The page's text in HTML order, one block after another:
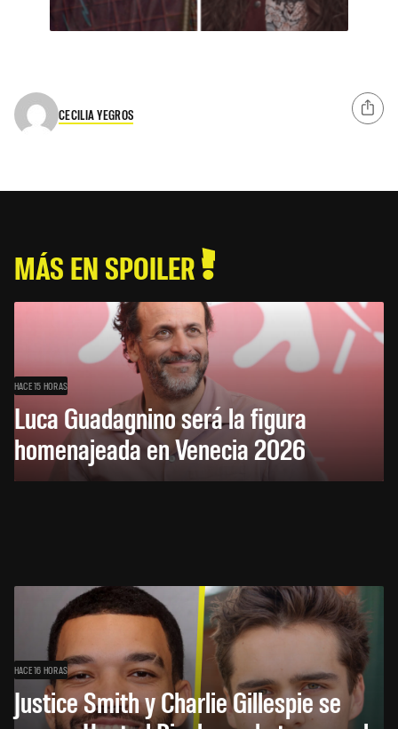
CECILIA YEGROS
MÁS EN SPOILER
HACE 15 HORAS
Luca Guadagnino será la figura
homenajeada en Venecia 2026
HACE 16 HORAS
Justice Smith y Charlie Gillespie se